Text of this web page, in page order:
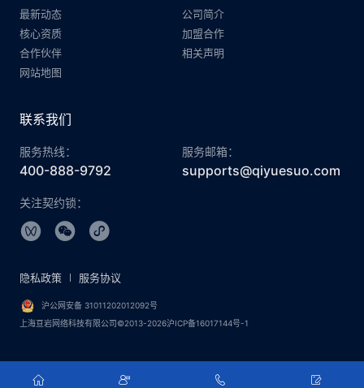
最新动态
公司简介
核心资质
加盟合作
合作伙伴
相关声明
网站地图
联系我们
服务热线：
400-888-9792
服务邮箱：
supports@qiyuesuo.com
关注契约锁：
沪公网安备 31011202012092号
上海亘岩网络科技有限公司©2013-2026沪ICP备16017144号-1
隐私政策 服务协议